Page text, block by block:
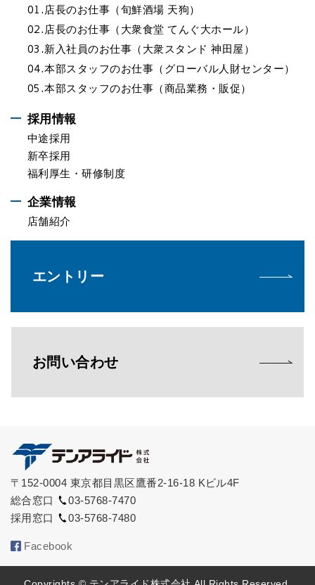
01.店長のお仕事（旬鮮酒場 天狗）
02.店長のお仕事（大衆食堂 てんぐ大ホール）
03.新入社員のお仕事（大衆スタンド 神田屋）
04.本部スタッフのお仕事（グローバル人財センター）
05.本部スタッフのお仕事（商品業務・販促）
採用情報
中途採用
新卒採用
福利厚生・研修制度
企業情報
店舗紹介
エントリー
お問い合わせ
〒152-0004 東京都目黒区鷹番2-16-18 Kビル4F
総合窓口
03-5768-7470
採用窓口
03-5768-7480
Facebook